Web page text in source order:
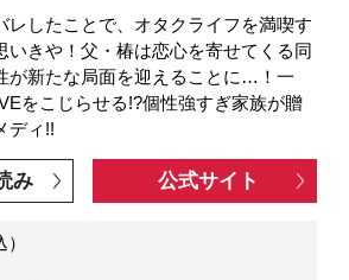
レしたことで、オタクライフを満喫す
いきや！父・椿は恋心を寄せてくる同
が新たな局面を迎えることに…！一
をこじらせる!?個性強すぎ家族が贈
ディ!!
み 公式サイト
込）